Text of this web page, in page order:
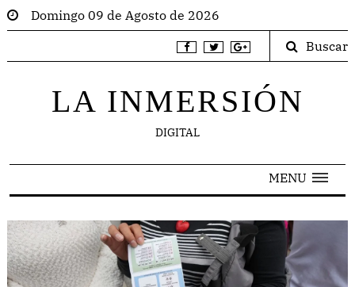
Domingo 09 de Agosto de 2026
Buscar
LA INMERSIÓN
DIGITAL
MENU